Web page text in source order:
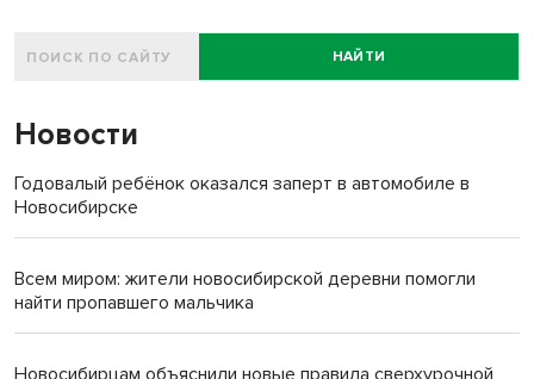
НАЙТИ
Новости
Годовалый ребёнок оказался заперт в автомобиле в
Новосибирске
Всем миром: жители новосибирской деревни помогли
найти пропавшего мальчика